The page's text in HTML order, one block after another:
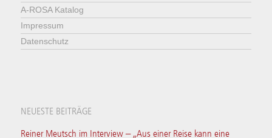
A-ROSA Katalog
Impressum
Datenschutz
NEUESTE BEITRÄGE
Reiner Meutsch im Interview – „Aus einer Reise kann eine